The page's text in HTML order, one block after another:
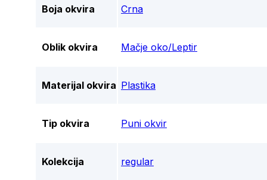
Boja okvira Crna
Oblik okvira Mačje oko/Leptir
Materijal okvira Plastika
Tip okvira Puni okvir
Kolekcija regular